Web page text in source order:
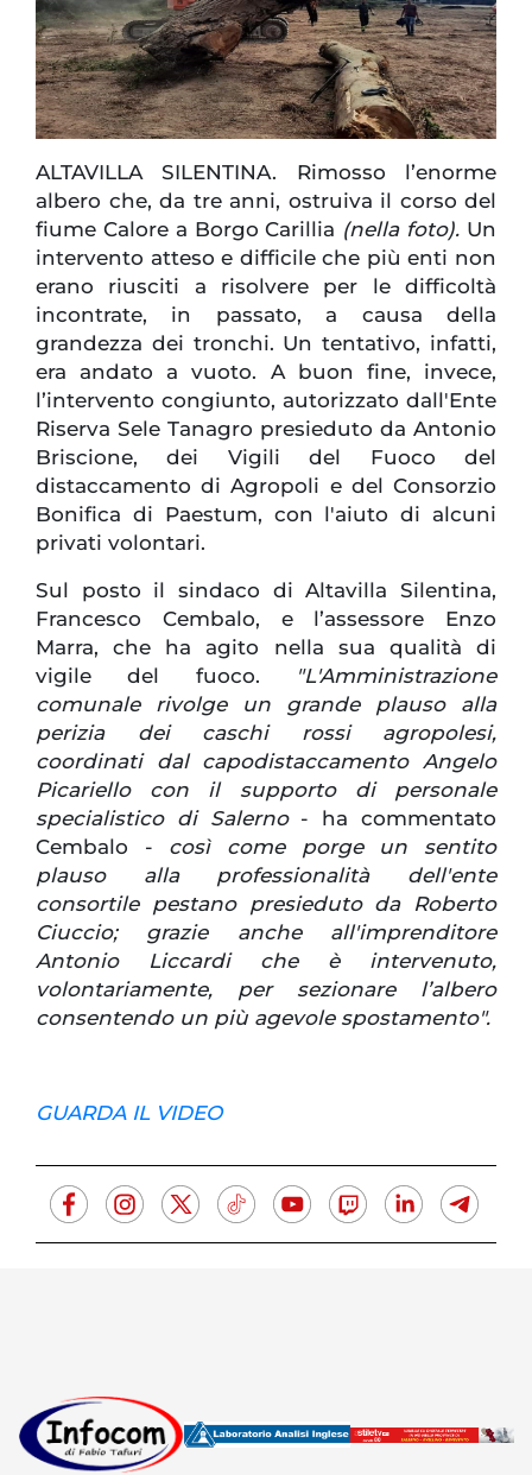
ALTAVILLA SILENTINA. Rimosso l’enorme
albero che, da tre anni, ostruiva il corso del
fiume Calore a Borgo Carillia (nella foto). Un
intervento atteso e difficile che più enti non
erano riusciti a risolvere per le difficoltà
incontrate, in passato, a causa della
grandezza dei tronchi. Un tentativo, infatti,
era andato a vuoto. A buon fine, invece,
l’intervento congiunto, autorizzato dall'Ente
Riserva Sele Tanagro presieduto da Antonio
Briscione, dei Vigili del Fuoco del
distaccamento di Agropoli e del Consorzio
Bonifica di Paestum, con l'aiuto di alcuni
privati volontari.
Sul posto il sindaco di Altavilla Silentina,
Francesco Cembalo, e l’assessore Enzo
Marra, che ha agito nella sua qualità di
vigile del fuoco.
"L'Amministrazione
comunale rivolge un grande plauso alla
perizia dei caschi rossi agropolesi,
coordinati dal capodistaccamento Angelo
Picariello con il supporto di personale
specialistico di Salerno - ha commentato
Cembalo - così come porge un sentito
plauso alla professionalità dell'ente
consortile pestano presieduto da Roberto
Ciuccio; grazie anche all'imprenditore
Antonio Liccardi che è intervenuto,
volontariamente, per sezionare l’albero
consentendo un più agevole spostamento".
GUARDA IL VIDEO